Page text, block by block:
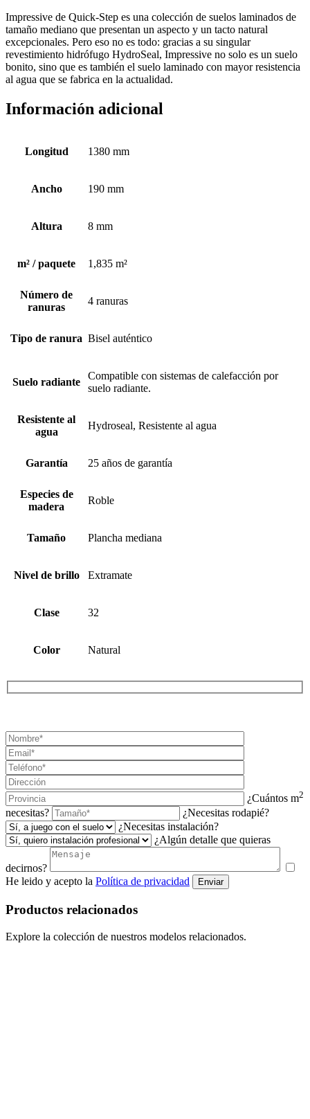
Impressive de Quick-Step es una colección de suelos laminados de
tamaño mediano que presentan un aspecto y un tacto natural
excepcionales. Pero eso no es todo: gracias a su singular
revestimiento hidrófugo HydroSeal, Impressive no solo es un suelo
bonito, sino que es también el suelo laminado con mayor resistencia
al agua que se fabrica en la actualidad.
Información adicional
Longitud 1380 mm
Ancho 190 mm
Altura 8 mm
m² / paquete 1,835 m²
Número de
ranuras
4 ranuras
Tipo de ranura Bisel auténtico
Suelo radiante
Compatible con sistemas de calefacción por
suelo radiante.
Resistente al
agua
Hydroseal, Resistente al agua
Garantía 25 años de garantía
Especies de
madera
Roble
Tamaño Plancha mediana
Nivel de brillo Extramate
Clase 32
Color Natural
¿Cuántos m2
necesitas?
¿Necesitas rodapié?
¿Necesitas instalación?
¿Algún detalle que quieras
decirnos?
He leido y acepto la Política de privacidad Enviar
Productos relacionados
Explore la colección de nuestros modelos relacionados.